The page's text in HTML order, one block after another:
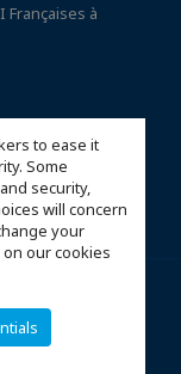
to ease it
Some
security,
will concern
your
our cookies
Françaises à